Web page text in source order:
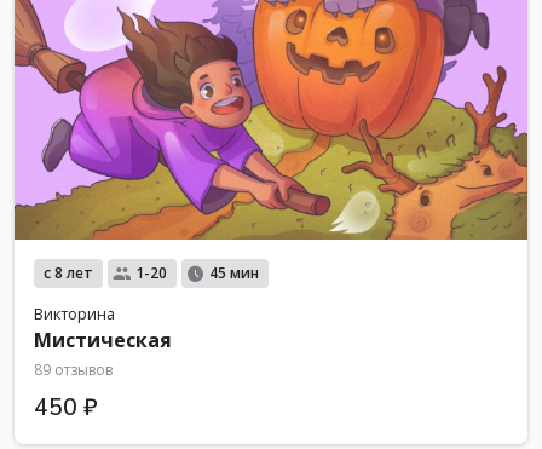
с 8 лет 1-20 45 мин
Викторина
Мистическая
89 отзывов
450 ₽